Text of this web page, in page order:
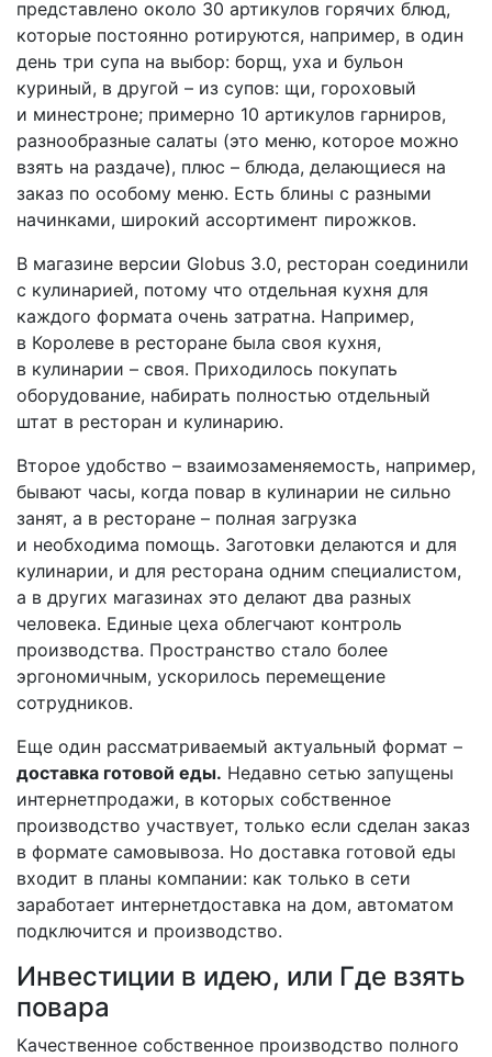
представлено около 30 артикулов горячих блюд,
которые постоянно ротируются, например, в один
день три супа на выбор: борщ, уха и бульон
куриный, в другой – из супов: щи, гороховый
и минестроне; примерно 10 артикулов гарниров,
разно­образные салаты (это меню, которое можно
взять на раздаче), плюс – блюда, делающиеся на
заказ по особому меню. Есть блины с разными
начинками, широкий ассортимент пирожков.
В магазине версии Globus 3.0, ресторан соединили
с кулинарией, потому что отдельная кухня для
каждого формата очень затратна. Например,
в Королеве в ресторане была своя кухня,
в кулинарии – своя. Приходилось покупать
оборудование, набирать полностью отдельный
штат в ресторан и кулинарию.
Второе удобство – взаимозаменяемость, например,
бывают часы, когда повар в кулинарии не сильно
занят, а в ресторане – полная загрузка
и необходима помощь. Заготовки делаются и для
кулинарии, и для ресторана одним специалистом,
а в других магазинах это делают два разных
человека. Единые цеха облегчают контроль
производства. Пространство стало более
эргономичным, ускорилось перемещение
сотрудников.
Еще один рассматриваемый актуальный формат –
доставка готовой еды. Недавно сетью запущены
интернет­продажи, в которых собственное
производство участвует, только если сделан заказ
в формате самовывоза. Но доставка готовой еды
входит в планы компании: как только в сети
заработает интернет­доставка на дом, автоматом
подключится и производство.
Инвестиции в идею, или Где взять
повара
Качественное собственное производство полного